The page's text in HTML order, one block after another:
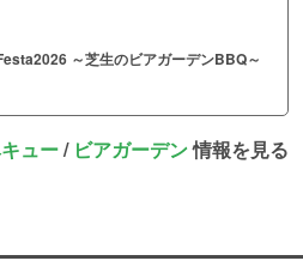
～芝生のビアガーデンBBQ～
ュー/ ビアガーデン情報を見る